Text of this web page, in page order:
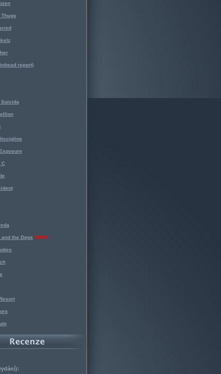
Thugs
report)
Suicida
C
the Dogs NEW!